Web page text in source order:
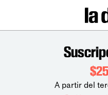
A partir del